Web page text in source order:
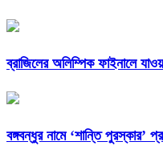
ব্রাজিলের অলিম্পিক ফাইনালে
বঙ্গবন্ধুর নামে ‘শান্তি পুরস্কার’